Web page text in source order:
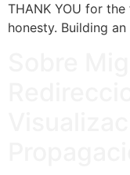
THANK YOU for
honesty. Building